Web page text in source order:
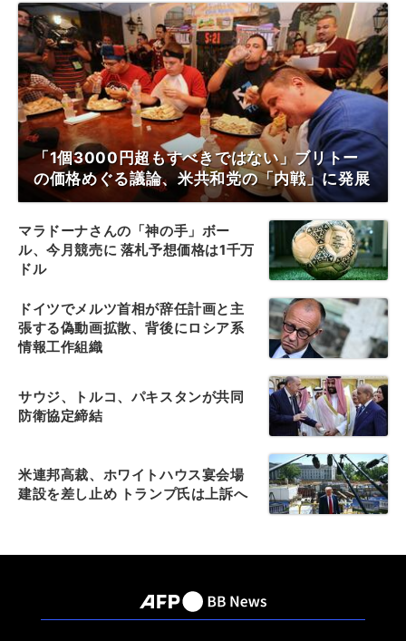
「1個3000円超もすべきではない」ブリトー
の価格めぐる議論、米共和党の「内戦」に発展
マラドーナさんの「神の手」ボー
ル、今月競売に 落札予想価格は1千万
ドル
ドイツでメルツ首相が辞任計画と主
張する偽動画拡散、背後にロシア系
情報工作組織
サウジ、トルコ、パキスタンが共同
防衛協定締結
米連邦高裁、ホワイトハウス宴会場
建設を差し止め トランプ氏は上訴へ